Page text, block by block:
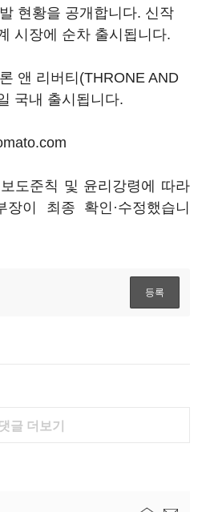
현황을 공개합니다. 신작
시장에 순차 출시됩니다.
앤 리버티(THRONE AND
국내 출시됩니다.
도준칙 및 윤리강령에 따라
장이 최종 확인·수정했습니
댓글 더보기